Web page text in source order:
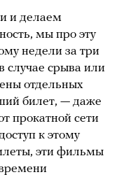
и делаем
мы про эту
недели за три
случае срыва или
отдельных
билет, — даже
прокатной сети
к этому
эти фильмы